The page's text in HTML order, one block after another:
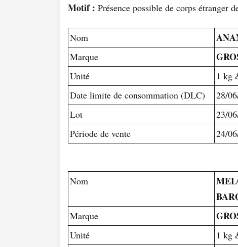
Motif : Présence possible de corps étranger
Nom
Marque
Unité
1 kg
Date limite de consommation (DLC)
28/
Lot
23/
Période de vente
24/
Nom
Marque
Unité
1 kg